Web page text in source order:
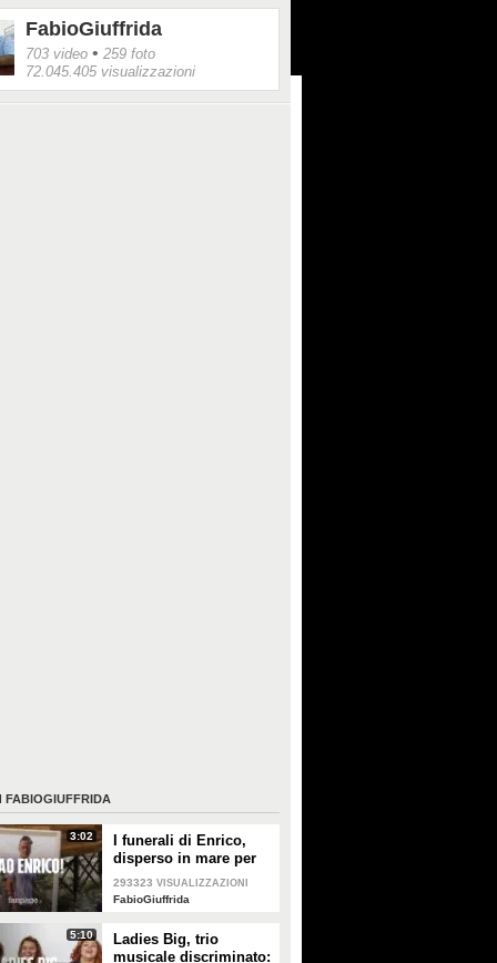
FabioGiuffrida
703 video • 259 foto
72.045.405 visualizzazioni
FABIOGIUFFRIDA
3:02
I funerali di Enrico,
disperso in mare per
otto giorni: "In
Paradiso sposerai
testimone sarà
Lorenzo"
293323 VISUALIZZAZIONI
FabioGiuffrida
5:10
Ladies Big, trio
musicale discriminato: